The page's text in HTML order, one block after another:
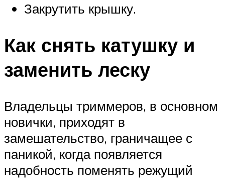
Закрутить крышку.
Как снять катушку и
заменить леску
Владельцы триммеров, в основном
новички, приходят в
замешательство, граничащее с
паникой, когда появляется
надобность поменять режущий